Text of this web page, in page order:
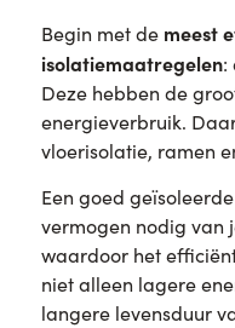
Begin met de meest
isolatiemaatregelen:
Deze hebben de
energieverbruik.
vloerisolatie, ramen
Een goed
vermogen nodig van
waardoor het
niet alleen lagere
langere levensduur